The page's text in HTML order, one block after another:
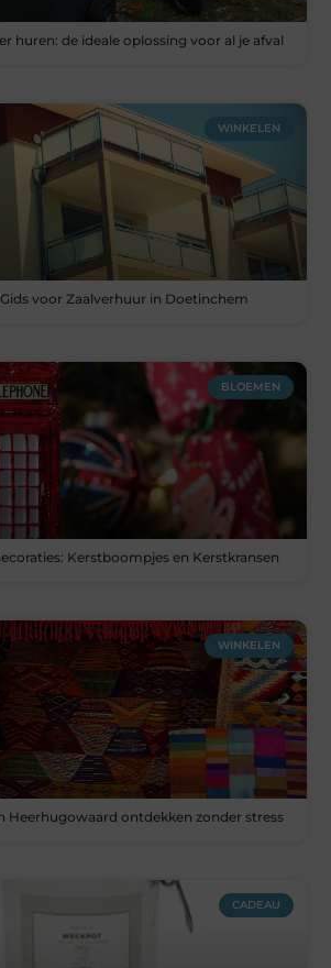
huren: de ideale oplossing voor al je afval
WINKELEN
voor Zaalverhuur in Doetinchem
BLOEMEN
Kerstboompjes en Kerstkransen
WINKELEN
Heerhugowaard ontdekken zonder stress
CADEAU